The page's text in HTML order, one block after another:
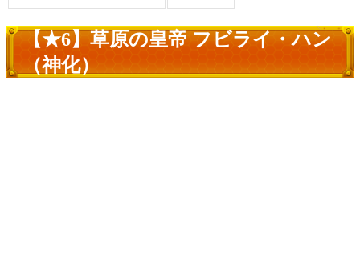
【★6】草原の皇帝 フビライ・ハン
（神化）